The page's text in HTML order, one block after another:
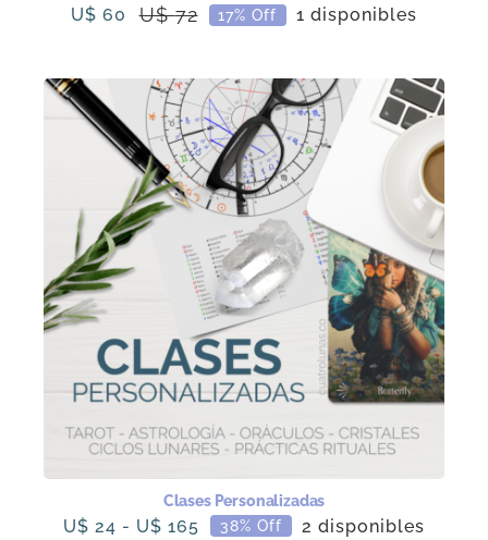
U$72El
era:
U$
72.
U$60
El
es:
U$
60.
17% Off 1 disponibles
Clases Personalizadas
U$ 24 - U$165 Rango
38% Off 2 disponibles